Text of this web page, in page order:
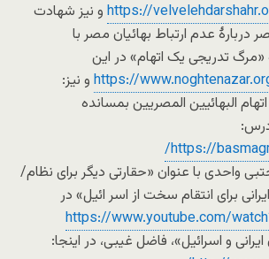
https:// و نیز شهادت
دربارۀ عدم ارتباط بهائیان مصر با
تدریجی یک اتهام» در این
https:// و نیز:
البهائیین المصریین بمسانده
https://
واحدی با عنوان «حقارتی دیگر برای نظام/
برای انتقا‌م سخت از اسر ائیل» در
https://www.youtube.com/
و اسرائیل»، فاضل غیبی، در اینجا: